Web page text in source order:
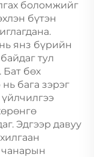
боломжийг
бүтэн
янз бүрийн
тул
Бат бөх
бага зэрэг
Эдгээр давуу
чанарын